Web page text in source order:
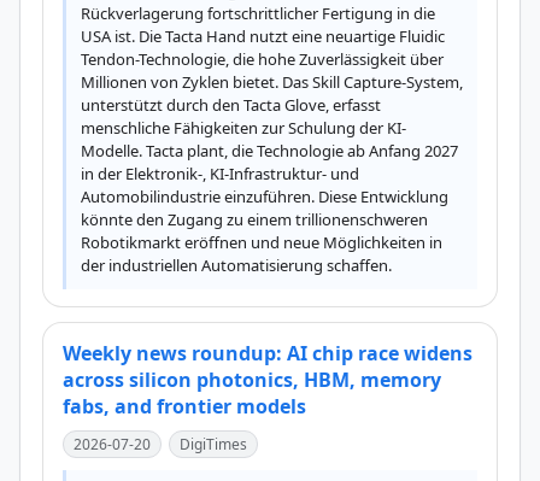
Rückverlagerung fortschrittlicher Fertigung in die
USA ist. Die Tacta Hand nutzt eine neuartige Fluidic
Tendon-Technologie, die hohe Zuverlässigkeit über
Millionen von Zyklen bietet. Das Skill Capture-System,
unterstützt durch den Tacta Glove, erfasst
menschliche Fähigkeiten zur Schulung der KI-
Modelle. Tacta plant, die Technologie ab Anfang 2027
in der Elektronik-, KI-Infrastruktur- und
Automobilindustrie einzuführen. Diese Entwicklung
könnte den Zugang zu einem trillionenschweren
Robotikmarkt eröffnen und neue Möglichkeiten in
der industriellen Automatisierung schaffen.
Weekly news roundup: AI chip race widens
across silicon photonics, HBM, memory
fabs, and frontier models
2026-07-20 DigiTimes